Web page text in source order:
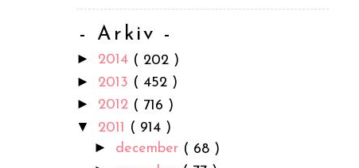
- Arkiv -
► 2014 ( 202 )
► 2013 ( 452 )
► 2012 ( 716 )
▼ 2011 ( 914 )
► december ( 68 )